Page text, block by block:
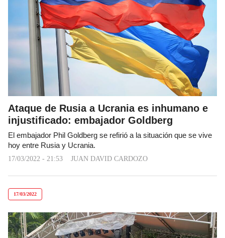
Ataque de Rusia a Ucrania es inhumano e
injustificado: embajador Goldberg
El embajador Phil Goldberg se refirió a la situación que se vive
hoy entre Rusia y Ucrania.
17/03/2022 - 21:53 JUAN DAVID CARDOZO
17/03/2022